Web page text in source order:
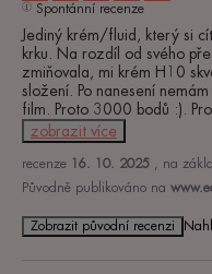
Spontánní recenze
Jediný krém/fluid, který si
krku. Na rozdíl od svého
zmiňovala, mi krém H10
složení. Po nanesení
film. Proto 3000 bodů :).
zobrazit více
recenze 16. 10. 2025 , na
Původně publikováno na
Zobrazit původní recenzi